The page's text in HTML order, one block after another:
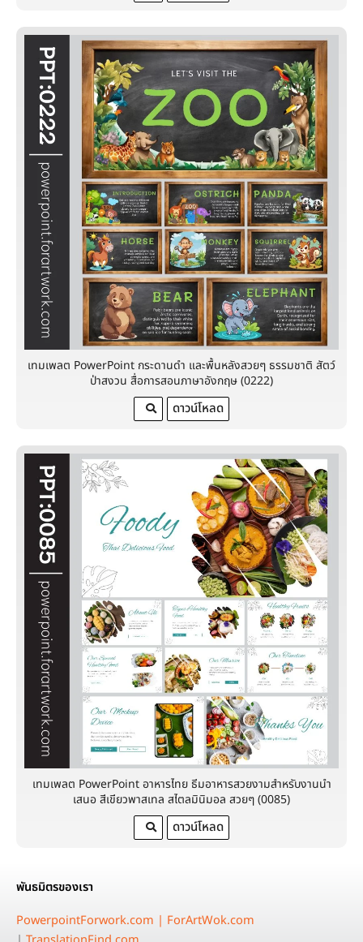
เทมเพลต PowerPoint กระดานดำ และพื้นหลังสวยๆ ธรรมชาติ สัตว์
ป่าสงวน สื่อการสอนภาษาอังกฤษ (0222)
ดาวน์โหลด
เทมเพลต PowerPoint อาหารไทย ธีมอาหารสวยงามสำหรับงานนำ
เสนอ สีเขียวพาสเทล สไตลมินิมอล สวยๆ (0085)
ดาวน์โหลด
พันธมิตรของเรา
PowerpointForwork.com | ForArtWok.com